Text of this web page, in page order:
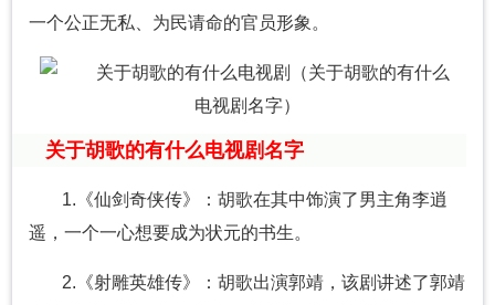
一个公正无私、为民请命的官员形象。
关于胡歌的有什么电视剧名字
1.《仙剑奇侠传》：胡歌在其中饰演了男主角李逍
遥，一个一心想要成为状元的书生。
2.《射雕英雄传》：胡歌出演郭靖，该剧讲述了郭靖